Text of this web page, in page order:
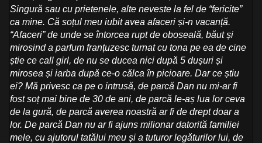
Singură sau cu prietenele, alte neveste la fel de “fericite”
ca mine. Că soțul meu iubit avea afaceri și-n vacanță.
“Afaceri” de unde se întorcea rupt de oboseală, băut și
mirosind a parfum franțuzesc turnat cu tona pe ea de cine
știe ce call girl, de nu se ducea nici după 5 dușuri și
mirosea și iarba după ce-o călca în picioare. Dar ce știu
ei? Mă privesc ca pe o intrusă, de parcă Dan nu mi-ar fi
fost soț mai bine de 30 de ani, de parcă le-aș lua lor ceva
de la gură, de parcă averea noastră ar fi de drept doar a
lor. De parcă Dan nu ar fi ajuns milionar datorită familiei
mele, cu ajutorul tatălui meu și a tuturor legăturilor lui, de